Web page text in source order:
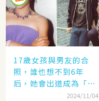
17歲女孩與男友的合
照，誰也想不到6年
后，她會出道成為「香
港當紅女星」，至今都
2024/11/04